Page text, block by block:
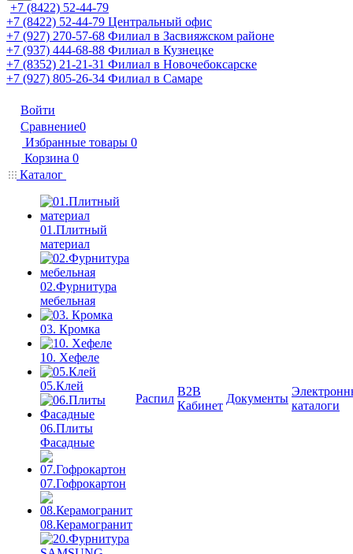
+7 (8422) 52-44-79
+7 (8422) 52-44-79 Центральный офис
+7 (927) 270-57-68 Филиал в Засвияжском районе
+7 (937) 444-68-88 Филиал в Кузнецке
+7 (8352) 21-21-31 Филиал в Новочебоксарске
+7 (927) 805-26-34 Филиал в Самаре
Войти
Сравнение0
Избранные товары 0
Корзина 0
Каталог
01.Плитный
материал
02.Фурнитура
мебельная
03. Кромка
10. Хефеле
05.Клей
06.Плиты
Фасадные
07.Гофрокартон
08.Керамогранит
Распил
B2B
Кабинет
Документы
каталоги